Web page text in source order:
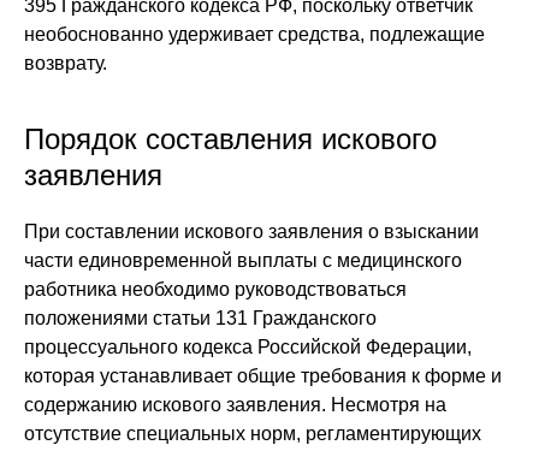
395 Гражданского кодекса РФ, поскольку ответчик
необоснованно удерживает средства, подлежащие
возврату.
Порядок составления искового
заявления
При составлении искового заявления о взыскании
части единовременной выплаты с медицинского
работника необходимо руководствоваться
положениями статьи 131 Гражданского
процессуального кодекса Российской Федерации,
которая устанавливает общие требования к форме и
содержанию искового заявления. Несмотря на
отсутствие специальных норм, регламентирующих